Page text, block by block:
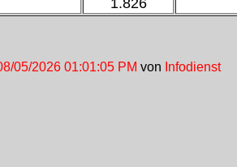
1.826
05/2026 01:01:05 PM von Infodienst